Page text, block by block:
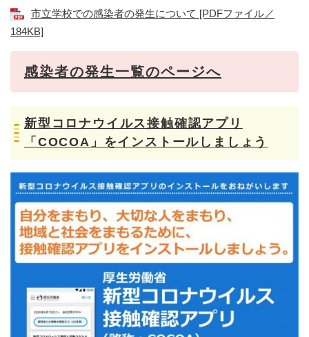
市立学校での感染者の発生について [PDFファイル／
184KB]
感染者の発生一覧のページへ
新型コロナウイルス接触確認アプリ
「COCOA」をインストールしましょう